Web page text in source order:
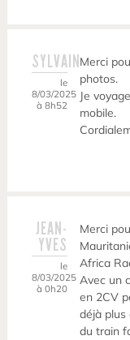
SYLVAIN
le
8/03/2025
à 8h52
Merci
photos.
Je
mobile.
JEAN-
YVES
le
8/03/2025
à 0h20
Merci
Africa
Avec un
en 2CV
déjà plus
du train